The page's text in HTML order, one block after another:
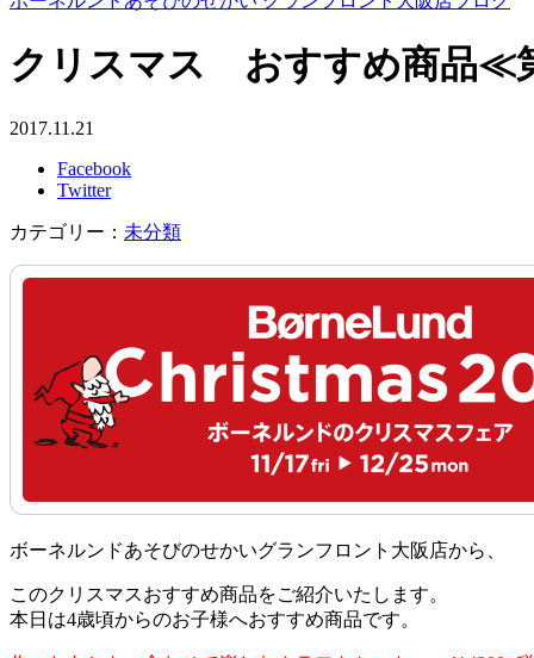
クリスマス おすすめ商品≪
2017.11.21
Facebook
Twitter
カテゴリー： 未分類
ボーネルンドあそびのせかいグランフロント大阪店から、
このクリスマスおすすめ商品をご紹介いたします。
本日は4歳頃からのお子様へおすすめ商品です。